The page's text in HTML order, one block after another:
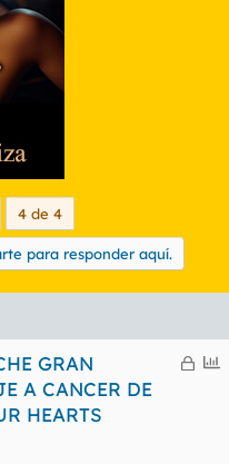
4 de 4
para responder aquí.
C
E
GRAN
A CANCER DE
HEARTS